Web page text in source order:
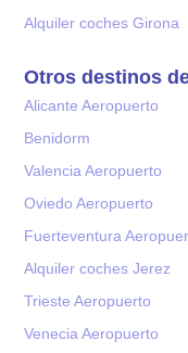
Alquiler coches Girona
Otros destinos
Alicante Aeropuerto
Benidorm
Valencia Aeropuerto
Oviedo Aeropuerto
Fuerteventura
Alquiler coches Jerez
Trieste Aeropuerto
Venecia Aeropuerto